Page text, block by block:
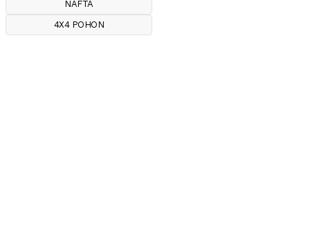
NAFTA
4X4 POHON